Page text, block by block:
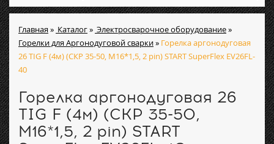
Главная» Каталог» Электросварочное оборудование»
Горелки для Аргонодуговой сварки» Горелка аргонодуговая
26 TIG F (4м) (СКР 35-50, M16*1,5, 2 pin) START SuperFlex EV26FL-
40
Горелка аргонодуговая 26
TIG F (4м) (СКР 35-50,
M16*1,5, 2 pin) START